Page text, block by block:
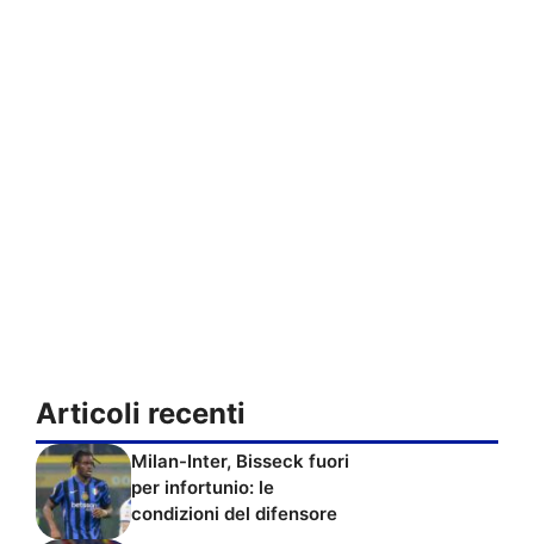
Articoli recenti
Milan-Inter, Bisseck fuori
per infortunio: le
condizioni del difensore